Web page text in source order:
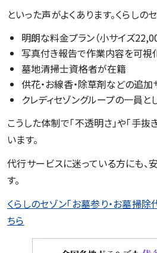
といった声がよくあります。くらしの
明朗な料金プラン（小サイズ
写真付き報告で作業内容を可視
墓地清掃士資格者が在籍
供花・お線香・除草剤などの追
クレディセゾングループの一員
こうした体制で「不透明さ」や「手
います。
代行サービスに迷っている方にも、
す。
くらしのセゾン「お墓参り・お墓掃
ちら